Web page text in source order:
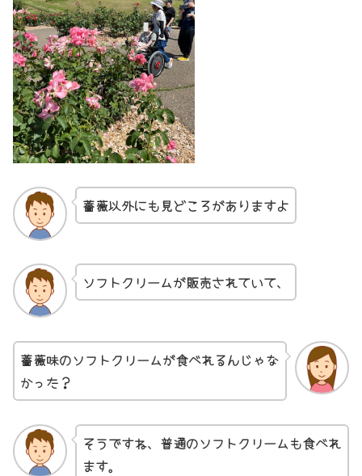
薔薇以外にも見どころがありますよ
ソフトクリームが販売されていて、
薔薇味のソフトクリームが食べれるんじゃな
かった？
そうですね、普通のソフトクリームも食べれ
ます。